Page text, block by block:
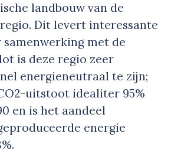
landbouw van de
Dit levert interessante
samenwerking met de
is deze regio zeer
energieneutraal te zijn;
uitstoot idealiter 95%
en is het aandeel
energie